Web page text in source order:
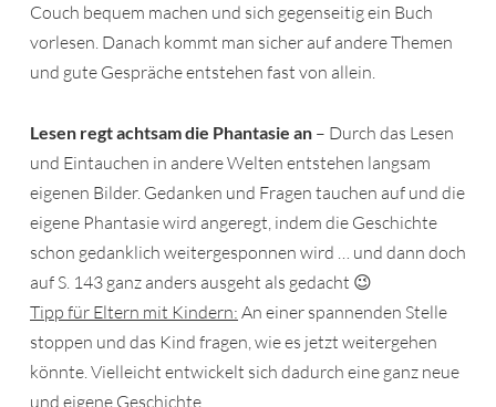
Couch bequem machen und sich gegenseitig ein Buch
vorlesen. Danach kommt man sicher auf andere Themen
und gute Gespräche entstehen fast von allein.
Lesen regt achtsam die Phantasie an – Durch das Lesen
und Eintauchen in andere Welten entstehen langsam
eigenen Bilder. Gedanken und Fragen tauchen auf und die
eigene Phantasie wird angeregt, indem die Geschichte
schon gedanklich weitergesponnen wird … und dann doch
auf S. 143 ganz anders ausgeht als gedacht 😉
Tipp für Eltern mit Kindern: An einer spannenden Stelle
stoppen und das Kind fragen, wie es jetzt weitergehen
könnte. Vielleicht entwickelt sich dadurch eine ganz neue
und eigene Geschichte.